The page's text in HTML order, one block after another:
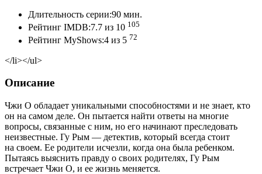
Длительность серии:90 мин.
Рейтинг IMDB:7.7 из 10 105
Рейтинг MyShows:4 из 5 72
</li></ul>
Описание
Чжи О обладает уникальными способностями и не знает, кто
он на самом деле. Он пытается найти ответы на многие
вопросы, связанные с ним, но его начинают преследовать
неизвестные. Гу Рым — детектив, который всегда стоит
на своем. Ее родители исчезли, когда она была ребенком.
Пытаясь выяснить правду о своих родителях, Гу Рым
встречает Чжи О, и ее жизнь меняется.